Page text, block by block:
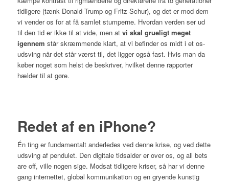
tidligere (tænk Donald Trump og Fritz Schur), og det er mod dem
vi vender os for at få samlet stumperne. Hvordan verden ser ud
til den tid er ikke til at vide, men at vi skal grueligt meget
igennem står skræmmende klart, at vi befinder os midt i et os-
udsving når det står værst til, det ligger også fast. Hvis man da
køber noget som helst de beskriver, hvilket denne rapporter
hælder til at gøre.
Redet af en iPhone?
Én ting er fundamentalt anderledes ved denne krise, og ved dette
udsving af pendulet. Den digitale tidsalder er over os, og all bets
are off, ville nogen sige. Modsat tidligere kriser, så har vi denne
gang internettet, global kommunikation og en gryende kunstig